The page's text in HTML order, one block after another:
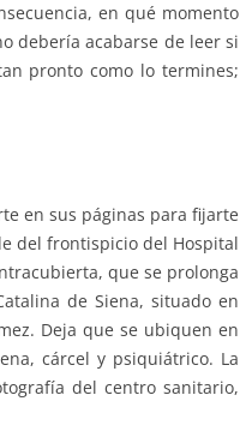
en qué momento
debería acabarse de leer si
pronto como lo termines;
en sus páginas para fijarte
del frontispicio del Hospital
que se prolonga
de Siena, situado en
Deja que se ubiquen en
cárcel y psiquiátrico. La
del centro sanitario,